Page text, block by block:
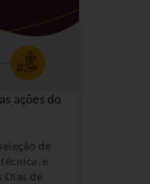
ações do
de
e
Dias de